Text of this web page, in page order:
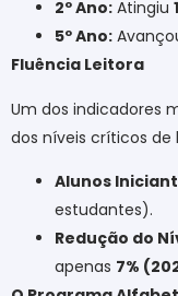
2º Ano: Atingiu
5º Ano:
Fluência Leitora
Um dos indicadores
dos níveis críticos de
Alunos
estudantes).
Redução do
apenas 7%